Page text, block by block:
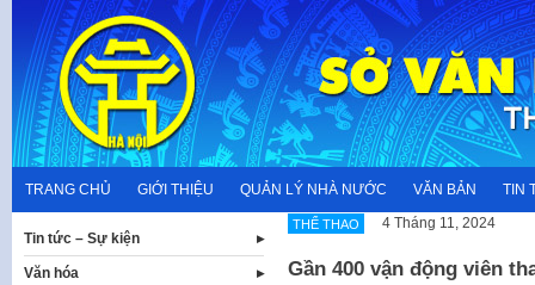
content
TRANG CHỦ GIỚI THIỆU QUẢN LÝ NHÀ NƯỚC VĂN BẢN TIN
THỂ THAO 4 Tháng 11, 2024
Gần 400 vận động viên
Tin tức – Sự kiện
Văn hóa